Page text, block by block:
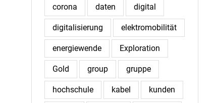
corona daten digital
digitalisierung elektromobilität
energiewende Exploration
Gold group gruppe
hochschule kabel kunden